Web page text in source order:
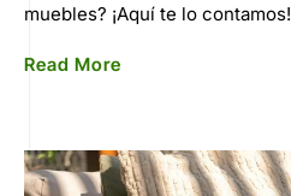
muebles? ¡Aquí te lo contamos!
Read More